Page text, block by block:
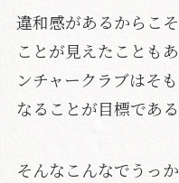
違和感があるからこ
ことが見えたことも
ンチャークラブはそ
なることが目標であ
そんなこんなでうっ